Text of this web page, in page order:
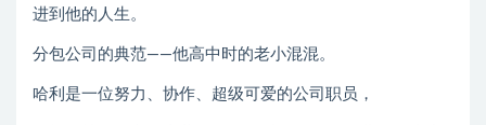
进到他的人生。
分包公司的典范——他高中时的老小混混。
哈利是一位努力、协作、超级可爱的公司职员，